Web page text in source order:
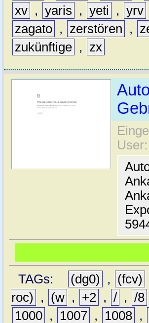
xv , yaris , yeti , yrv
zagato , zerstören ,
zukünftige , zx
User:
TAGs:
(dg0) , (fcv)
roc)
, (w , +2 , / , /8
1000 , 1007 , 1008 ,